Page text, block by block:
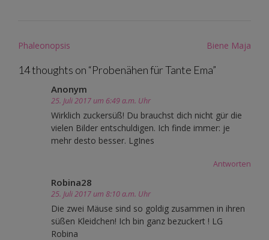
Post
Phaleonopsis Biene Maja
14 thoughts on “Probenähen für Tante Ema”
Anonym
25. Juli 2017 um 6:49 a.m. Uhr
Wirklich zuckersüß! Du brauchst dich nicht gür die
vielen Bilder entschuldigen. Ich finde immer: je
mehr desto besser. LgInes
Antworten
Robina28
25. Juli 2017 um 8:10 a.m. Uhr
Die zwei Mäuse sind so goldig zusammen in ihren
süßen Kleidchen! Ich bin ganz bezuckert ! LG
Robina